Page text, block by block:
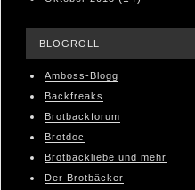
BLOGROLL
Amboss-Blogg
Backfreaks
Brotbackforum
Brotdoc
Brotbackliebe und mehr
Der Brotbäcker